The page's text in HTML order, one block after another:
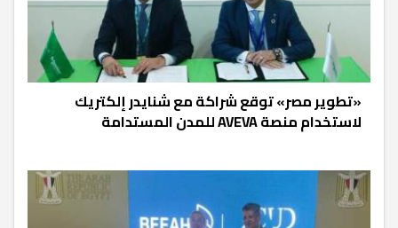
«تطوير مصر» توقع شراكة مع شنايدر إلكتريك
لاستخدام منصة AVEVA للمدن المستدامة